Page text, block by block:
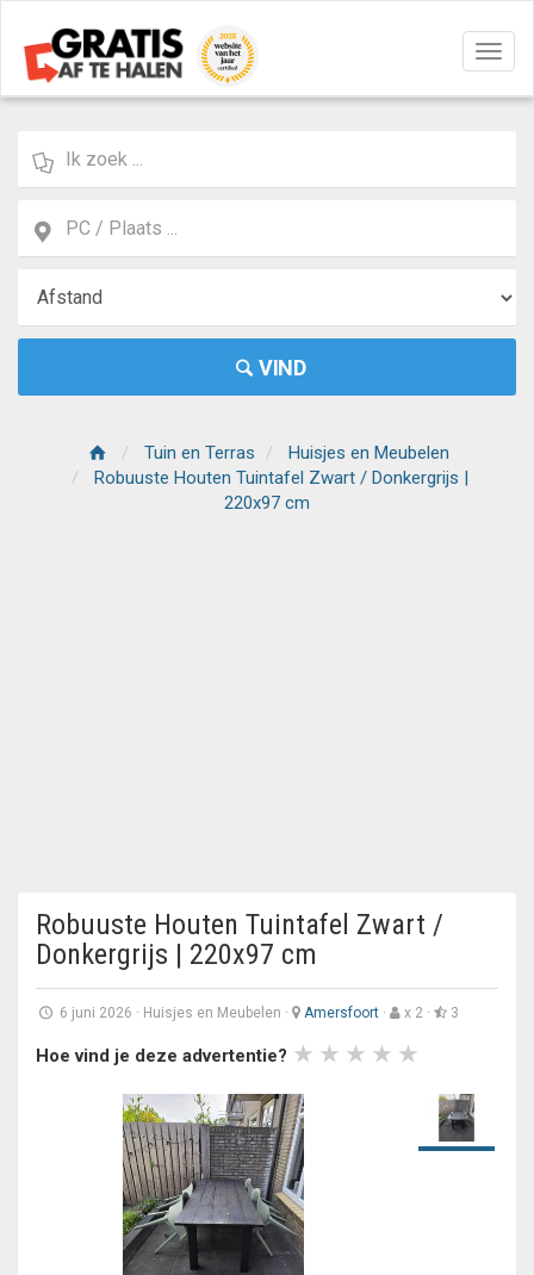
aan/
VIND
Tuin en Terras
Huisjes en Meubelen
Robuuste Houten Tuintafel Zwart / Donkergrijs |
220x97 cm
Robuuste Houten Tuintafel Zwart /
Donkergrijs | 220x97 cm
6 juni 2026 · Huisjes en Meubelen · Amersfoort· x 2 · 3
Hoe vind je deze advertentie?